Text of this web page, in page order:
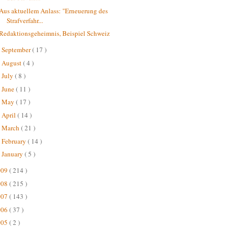
aktuellem Anlass: "Erneuerung des
Strafverfahr...
Beispiel Schweiz
September( 17 )
August( 4 )
July ( 8 )
June( 11 )
May ( 17 )
April ( 14 )
March ( 21 )
February ( 14 )
January ( 5 )
( 214 )
( 215 )
( 143 )
( 37 )
( 2 )